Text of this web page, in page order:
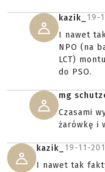
kazik_ 19-
I nawet
NPO (na
LCT)
do PSO.
mg
Czasami
żarówkę i
kazik_ 19-11-
I nawet tak